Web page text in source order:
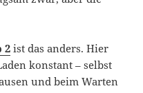
2ist das anders. Hier
konstant – selbst
und beim Warten